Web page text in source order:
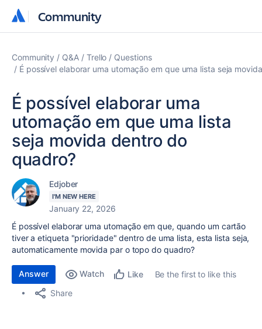
Community
Community
Community Q&A Trello
Questions
É possível elaborar uma utomação em que uma lista seja
É possível elaborar uma
utomação em que uma lista
seja movida dentro do
quadro?
Edjober
I'M NEW HERE
January 22, 2026
É possível elaborar uma utomação em que, quando um cartão
tiver a etiqueta "prioridade" dentro de uma lista, esta lista seja,
automaticamente movida par o topo do quadro?
Answer Watch Like
Be the first to like this
Share